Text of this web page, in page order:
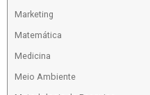
Marketing
Matemática
Medicina
Meio Ambiente